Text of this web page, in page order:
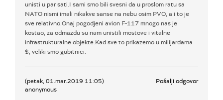
unisti u par sati.I sami smo bili svesni da u proslom ratu sa
NATO nismi imali nikakve sanse na nebu osim PVO, a i to je
sve relativno.Onaj pogodjeni avion F-117 mnogo nas je
kostao, za odmazdu su nam unistili mostove i vitalne
infrastrukturalne objekte.Kad sve to prikazemo u milijardama
$, veliki smo gubitnici.
(petak, 01.mar.2019 11:05)
anonymous
Pošalji odgovor